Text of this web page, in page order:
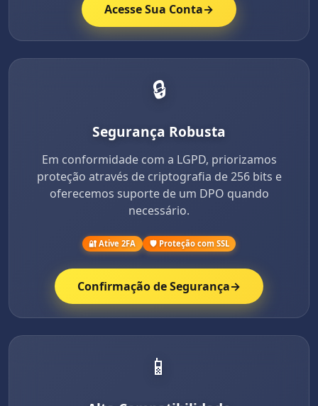
Acesse Sua Conta→
🔒
Segurança Robusta
Em conformidade com a LGPD, priorizamos
proteção através de criptografia de 256 bits e
oferecemos suporte de um DPO quando
necessário.
🔐 Ative 2FA 🛡️ Proteção com SSL
Confirmação de Segurança→
📱